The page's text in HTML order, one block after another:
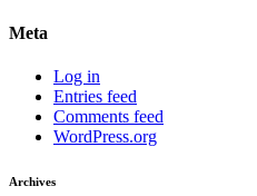
Meta
Log in
Entries feed
Comments feed
WordPress.org
Archives